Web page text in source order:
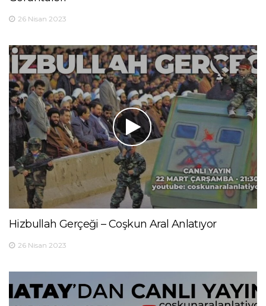
26 Nisan 2023
Hizbullah Gerçeği – Coşkun Aral Anlatıyor
26 Nisan 2023